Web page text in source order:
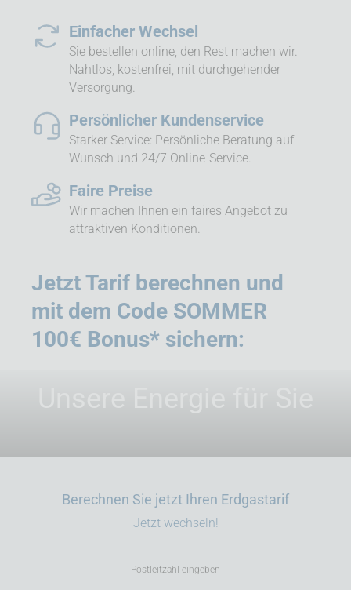
Einfacher Wechsel
Sie bestellen online, den Rest machen wir.
Nahtlos, kostenfrei, mit durchgehender
Versorgung.
Persönlicher Kundenservice
Starker Service: Persönliche Beratung auf
Wunsch und 24/7 Online-Service.
Faire Preise
Wir machen Ihnen ein faires Angebot zu
attraktiven Konditionen.
Jetzt Tarif berechnen und
mit dem Code SOMMER
100€ Bonus* sichern:
Berechnen Sie jetzt Ihren Erdgastarif
Jetzt wechseln!
Postleitzahl eingeben